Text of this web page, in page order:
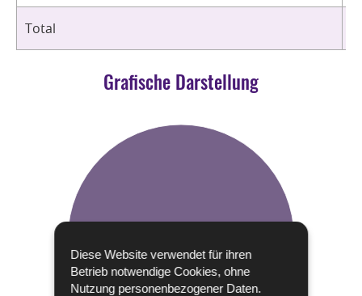
Diese Website verwendet für ihren
Betrieb notwendige Cookies, ohne
Nutzung personenbezogener Daten.
Total
Grafische Darstellung